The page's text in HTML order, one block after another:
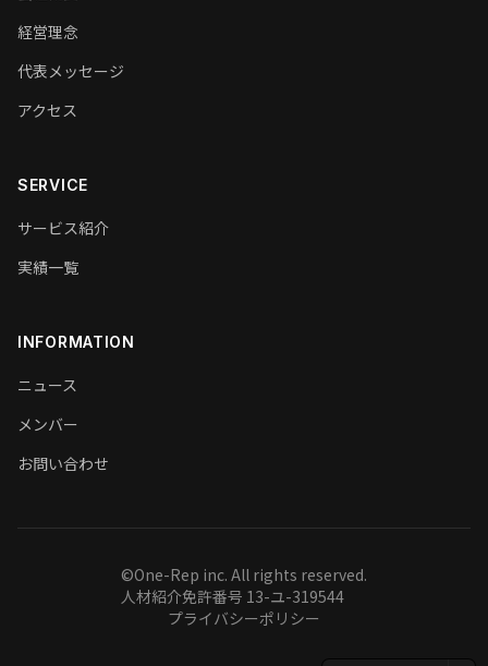
経営理念
代表メッセージ
アクセス
SERVICE
サービス紹介
実績一覧
INFORMATION
ニュース
メンバー
お問い合わせ
©One-Rep inc. All rights reserved.
人材紹介免許番号 13-ユ-319544
プライバシーポリシー